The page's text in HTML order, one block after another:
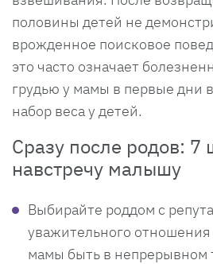
половины детей не
врожденное поисковое
это часто означает
грудью у мамы в первые дни
набор веса у детей.
Сразу после родов: 7
навстречу малышу
Выбирайте роддом с
уважительного отношения
мамы быть в непрерывном